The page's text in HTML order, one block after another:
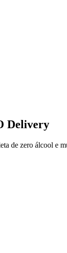
Delivery
de zero álcool e